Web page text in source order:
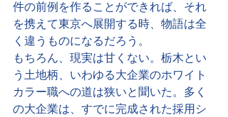
件の前例を作ることができれば、それ
を携えて東京へ展開する時、物語は全
く違うものになるだろう。
もちろん、現実は甘くない。栃木とい
う土地柄、いわゆる大企業のホワイト
カラー職への道は狭いと聞いた。多く
の大企業は、すでに完成された採用シ